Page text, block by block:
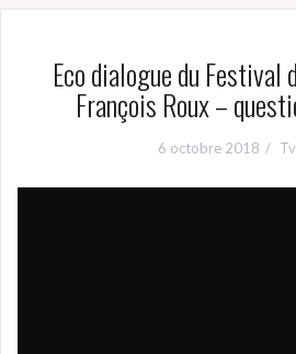
Eco dialogue du Festival
François Roux –
6 octobre 2018